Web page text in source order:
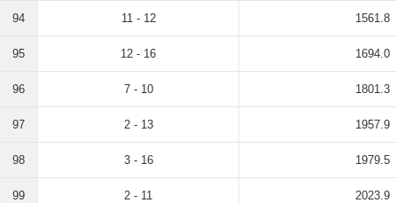
94 11 - 12 1561.8
95 12 - 16 1694.0
96 7 - 10 1801.3
97 2 - 13 1957.9
98 3 - 16 1979.5
99 2 - 11 2023.9